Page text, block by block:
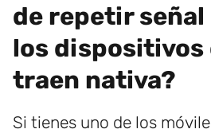
de repetir señal
los dispositivos
traen nativa?
Si tienes uno de los